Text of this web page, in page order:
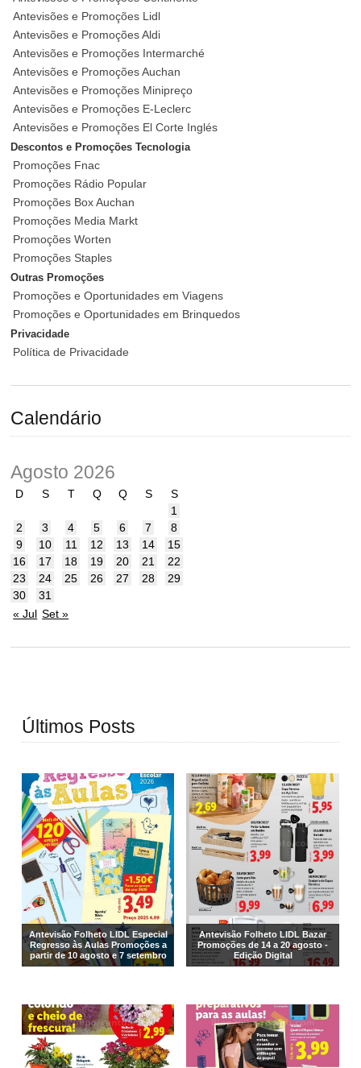
Antevisões e Promoções Lidl
Antevisões e Promoções Aldi
Antevisões e Promoções Intermarché
Antevisões e Promoções Auchan
Antevisões e Promoções Minipreço
Antevisões e Promoções E-Leclerc
Antevisões e Promoções El Corte Inglés
Descontos e Promoções Tecnologia
Promoções Fnac
Promoções Rádio Popular
Promoções Box Auchan
Promoções Media Markt
Promoções Worten
Promoções Staples
Outras Promoções
Promoções e Oportunidades em Viagens
Promoções e Oportunidades em Brinquedos
Privacidade
Política de Privacidade
Calendário
Agosto 2026
D S T Q Q S
S
1
2
3 4 5 6 7
8
9
10 11 12 13 14
15
16
17 18 19 20 21
22
23
24 25 26 27 28
29
30
31
« Jul Set »
Últimos Posts
Antevisão Folheto LIDL Especial
Regresso às Aulas Promoções a
partir de 10 agosto e 7 setembro
Antevisão Folheto LIDL Bazar
Promoções de 14 a 20 agosto -
Edição Digital